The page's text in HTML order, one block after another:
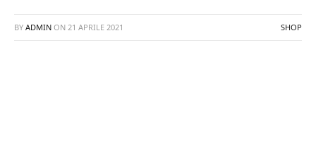
BY ADMIN ON 21 APRILE 2021 SHOP